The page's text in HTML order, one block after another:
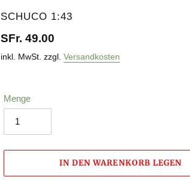
VERKÄUFER
SCHUCO 1:43
Normaler
Preis
SFr. 49.00
inkl. MwSt. zzgl. Versandkosten
Menge
IN DEN WARENKORB LEGEN